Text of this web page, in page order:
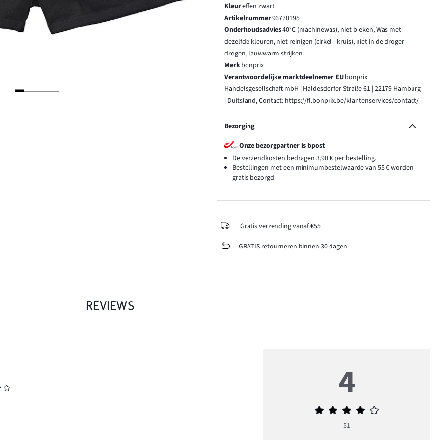
Kleureffen zwart
Artikelnummer96770195
Onderhoudsadvies40°C (machinewas), niet bleken, Was met
dezelfde kleuren, niet reinigen (cirkel - kruis), niet in de droger
drogen, lauwwarm strijken
Merkbonprix
Verantwoordelijke marktdeelnemer EUbonprix
Handelsgesellschaft mbH | Haldesdorfer Straße 61 | 22179 Hamburg
| Duitsland, Contact: https://fl.bonprix.be/klantenservices/contact/
Bezorging
Onze bezorgpartner is bpost
De verzendkosten bedragen 3,90 € per bestelling.
Bestellingen met een minimumbestelwaarde van 55 € worden
gratis bezorgd.
Gratis verzending vanaf €55
GRATIS retourneren binnen 30 dagen
REVIEWS
4
Gemiddelde
4
51